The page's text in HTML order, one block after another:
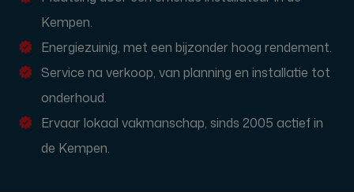
Kempen.
Energiezuinig, met een bijzonder hoog rendement.
Service na verkoop, van planning en installatie tot
onderhoud.
Ervaar lokaal vakmanschap, sinds 2005 actief in
de Kempen.